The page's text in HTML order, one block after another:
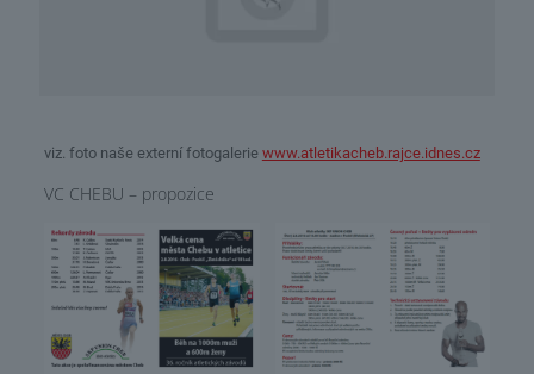
viz. foto naše externí fotogalerie www.atletikacheb.rajce.idnes.cz
VC CHEBU – propozice